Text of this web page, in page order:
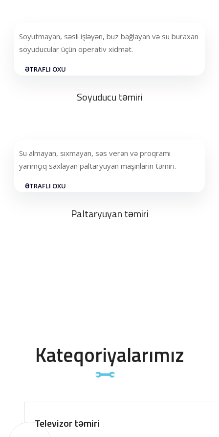
Soyutmayan, səsli işləyən, buz bağlayan və su buraxan
soyuducular üçün operativ xidmət.
ƏTRAFLI OXU
Soyuducu təmiri
Su almayan, sıxmayan, səs verən və proqramı
yarımçıq saxlayan paltaryuyan maşınların təmiri.
ƏTRAFLI OXU
Paltaryuyan təmiri
Kateqoriyalarımız
Televizor təmiri